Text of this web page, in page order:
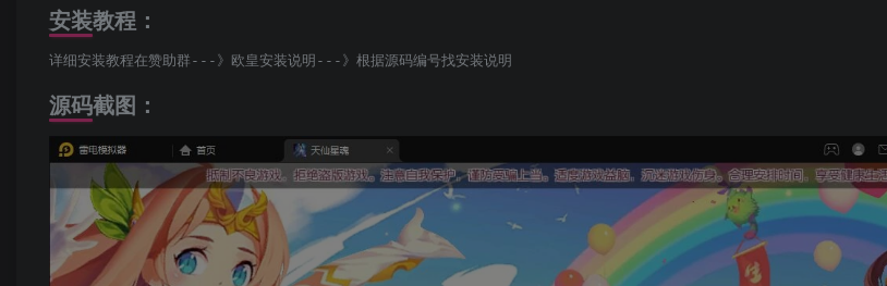
安装教程：
详细安装教程在赞助群---》欧皇安装说明---》根据源码编号找安装说明
源码截图：